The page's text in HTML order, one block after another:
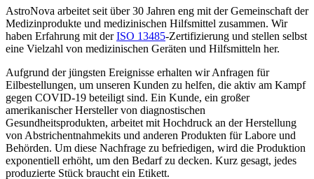
AstroNova arbeitet seit über 30 Jahren eng mit der Gemeinschaft der
Medizinprodukte und medizinischen Hilfsmittel zusammen. Wir
haben Erfahrung mit derISO 13485-Zertifizierung und stellen selbst
eine Vielzahl von medizinischen Geräten und Hilfsmitteln her.
Aufgrund der jüngsten Ereignisse erhalten wir Anfragen für
Eilbestellungen, um unseren Kunden zu helfen, die aktiv am Kampf
gegen COVID-19 beteiligt sind. Ein Kunde, ein großer
amerikanischer Hersteller von diagnostischen
Gesundheitsprodukten, arbeitet mit Hochdruck an der Herstellung
von Abstrichentnahmekits und anderen Produkten für Labore und
Behörden. Um diese Nachfrage zu befriedigen, wird die Produktion
exponentiell erhöht, um den Bedarf zu decken. Kurz gesagt, jedes
produzierte Stück braucht ein Etikett.